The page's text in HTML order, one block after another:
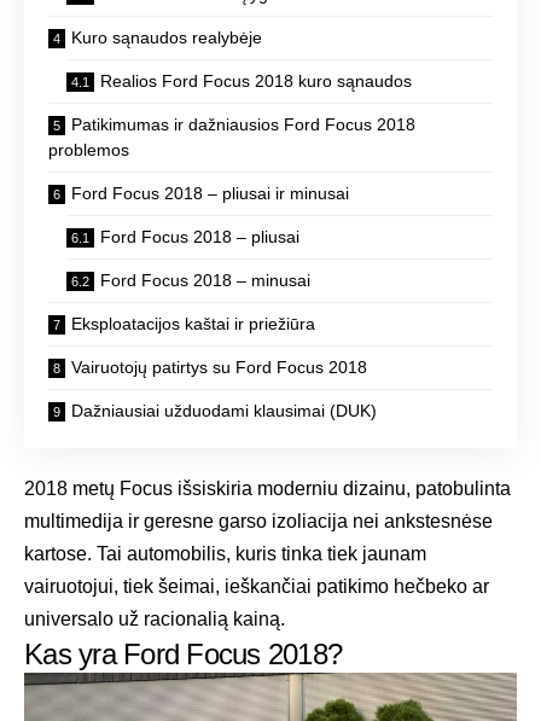
Kuro sąnaudos realybėje
Realios Ford Focus 2018 kuro sąnaudos
Patikimumas ir dažniausios Ford Focus 2018
problemos
Ford Focus 2018 – pliusai ir minusai
Ford Focus 2018 – pliusai
Ford Focus 2018 – minusai
Eksploatacijos kaštai ir priežiūra
Vairuotojų patirtys su Ford Focus 2018
Dažniausiai užduodami klausimai (DUK)
2018 metų Focus išsiskiria moderniu dizainu, patobulinta
multimedija ir geresne garso izoliacija nei ankstesnėse
kartose. Tai automobilis, kuris tinka tiek jaunam
vairuotojui, tiek šeimai, ieškančiai patikimo hečbeko ar
universalo už racionalią kainą.
Kas yra Ford Focus 2018?